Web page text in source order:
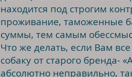
находится под строгим
проживание, таможенные
суммы, тем самым
Что же делать, если Вам
собаку от старого
абсолютно неправильно,